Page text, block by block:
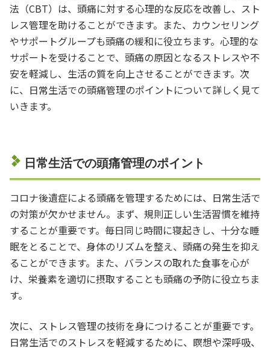
法（CBT）は、頭痛に対する心理的な反応を改善し、スト
レス管理を助けることができます。また、カウンセリング
やサポートグループも頭痛の緩和に役立ちます。心理的な
サポートを受けることで、頭痛の原因となるストレスや不
安を軽減し、生活の質を向上させることができます。次
に、日常生活での頭痛管理のポイントについて詳しく見て
いきます。
日常生活での頭痛管理のポイント
コロナ後遺症による頭痛を管理するためには、日常生活で
の対策が欠かせません。まず、規則正しい生活習慣を維持
することが重要です。毎日同じ時間に寝起きし、十分な睡
眠をとることで、身体のリズムを整え、頭痛の発生を抑え
ることができます。また、バランスの取れた食事を心が
け、栄養素を適切に摂取することも頭痛の予防に役立ちま
す。
次に、ストレス管理の技術を身につけることが重要です。
日常生活でのストレスを軽減するために、瞑想や深呼吸、